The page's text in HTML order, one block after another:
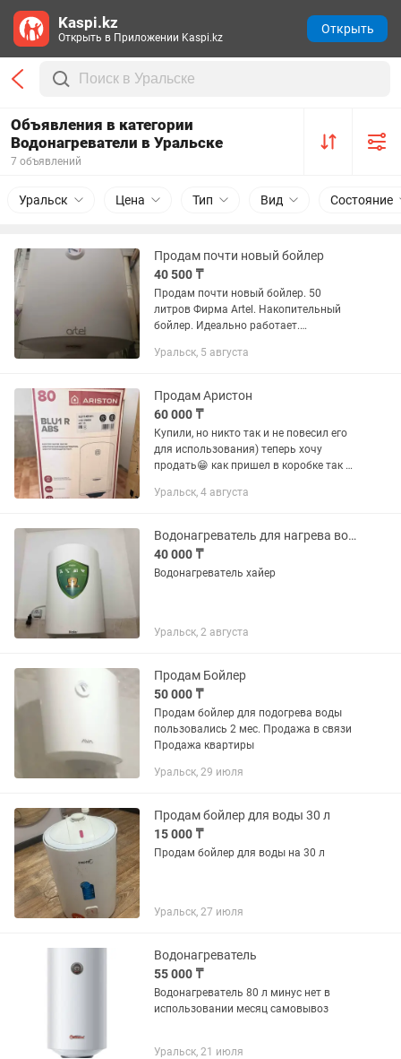
Объявления в категории
Водонагреватели в Уральске
7 объявлений
Уральск Цена Тип Вид Состояние
Продам почти новый бойлер
40 500 ₸
Продам почти новый бойлер. 50
литров Фирма Artel. Накопительный
бойлер. Идеально работает.
продают из за этого продаю. Бойлер
Уральск, 5 августа
Продам Аристон
60 000 ₸
Купили, но никто так и не повесил его
для использования) теперь хочу
продать😁 как пришел в коробке так и
Уральск, 4 августа
Водонагреватель для нагрева воды писать
40 000 ₸
Водонагреватель хайер
Уральск, 2 августа
Продам Бойлер
50 000 ₸
Продам бойлер для подогрева воды
пользовались 2 мес. Продажа в связи
Продажа квартиры
Уральск, 29 июля
Продам бойлер для воды 30 л
15 000 ₸
Продам бойлер для воды на 30 л
Уральск, 27 июля
Водонагреватель
55 000 ₸
Водонагреватель 80 л минус нет в
использовании месяц самовывоз
Уральск, 21 июля
Kaspi.kz
Открыть в Приложении Kaspi.kz
Открыть